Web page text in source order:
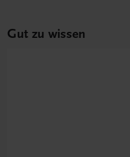
Gut zu wissen